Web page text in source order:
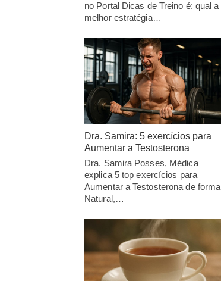
no Portal Dicas de Treino é: qual a
melhor estratégia…
Dra. Samira: 5 exercícios para
Aumentar a Testosterona
Dra. Samira Posses, Médica
explica 5 top exercícios para
Aumentar a Testosterona de forma
Natural,…